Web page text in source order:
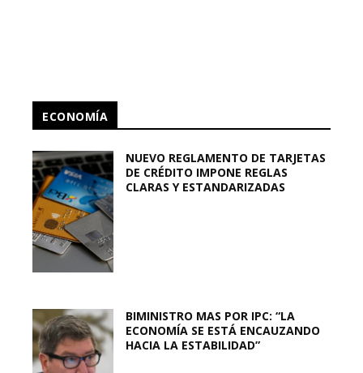
ECONOMÍA
NUEVO REGLAMENTO DE TARJETAS
DE CRÉDITO IMPONE REGLAS
CLARAS Y ESTANDARIZADAS
BIMINISTRO MAS POR IPC: “LA
ECONOMÍA SE ESTÁ ENCAUZANDO
HACIA LA ESTABILIDAD”